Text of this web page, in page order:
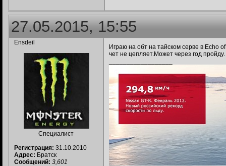
27.05.2015, 15:55
Ensdeil
Специалист
Регистрация: 31.10.2010
Адрес: Братск
Сообщений: 3,601
Играю на обт на тайском серве в Echo
чет не цепляет.Может через год пройду.